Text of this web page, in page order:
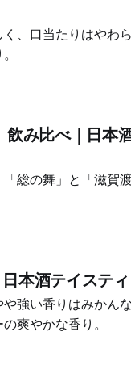
、口当たりはやわ
み比べ｜日本
総の舞」と「滋賀
本酒テイステ
強い香りはみかん
爽やかな香り。